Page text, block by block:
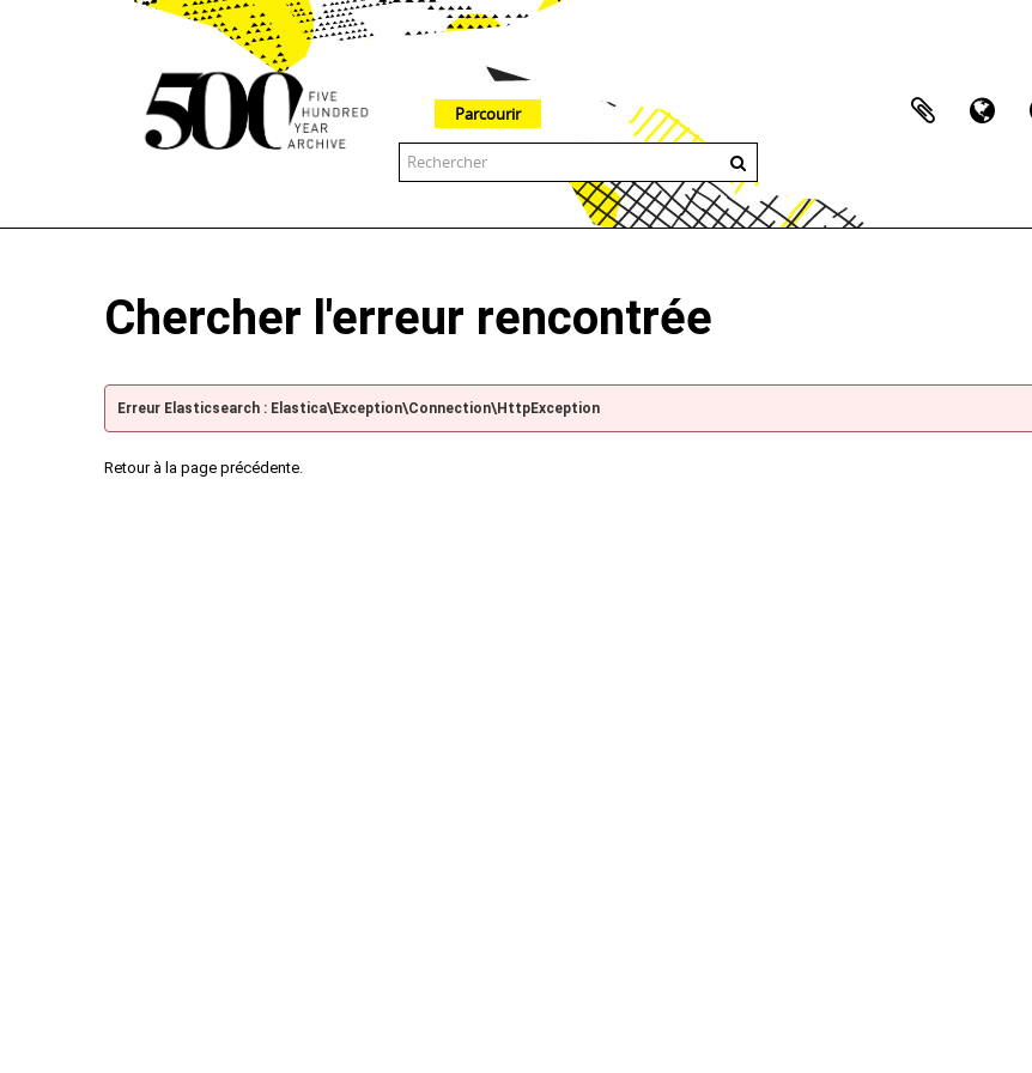
Parcourir
Chercher l'erreur rencontrée
Erreur Elasticsearch : Elastica\Exception\Connection\HttpException
Retour à la page précédente.